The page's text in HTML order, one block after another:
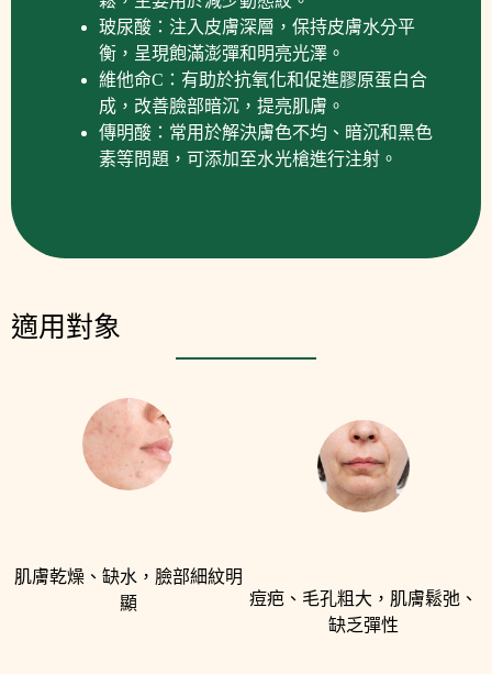
玻尿酸：注入皮膚深層，保持皮膚水分平
衡，呈現飽滿澎彈和明亮光澤。
維他命C：有助於抗氧化和促進膠原蛋白合
成，改善臉部暗沉，提亮肌膚。
傳明酸：常用於解決膚色不均、暗沉和黑色
素等問題，可添加至水光槍進行注射。
適用對象
肌膚乾燥、缺水，臉部細紋明
顯
痘疤、毛孔粗大，肌膚鬆弛、
缺乏彈性